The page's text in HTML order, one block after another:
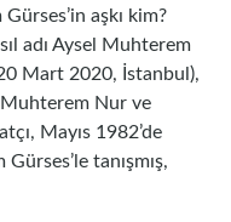
aşkı kim?
adı Aysel Muhterem
Mart 2020, İstanbul),
Muhterem Nur ve
Mayıs 1982’de
tanışmış,